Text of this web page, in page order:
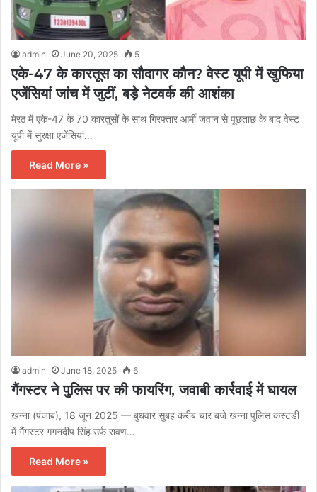
admin June 20, 2025 5
एके-47 के कारतूस का सौदागर कौन? वेस्ट यूपी में खुफिया
एजेंसियां जांच में जुटीं, बड़े नेटवर्क की आशंका
मेरठ में एके-47 के 70 कारतूसों के साथ गिरफ्तार आर्मी जवान से पूछताछ के बाद वेस्ट
यूपी में सुरक्षा एजेंसियां…
Read More »
admin June 18, 2025 6
गैंगस्टर ने पुलिस पर की फायरिंग, जवाबी कार्रवाई में घायल
खन्ना (पंजाब), 18 जून 2025 — बुधवार सुबह करीब चार बजे खन्ना पुलिस कस्टडी
में गैंगस्टर गगनदीप सिंह उर्फ रावण…
Read More »